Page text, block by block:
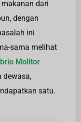
dari
dengan
ini
sama melihat
Molitor
dewasa,
satu.